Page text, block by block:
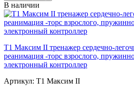
В наличии
Т1 Максим II тренажер сердечно-
реанимация -торс взрослого,
электронный контроллер
Артикул: Т1 Максим II